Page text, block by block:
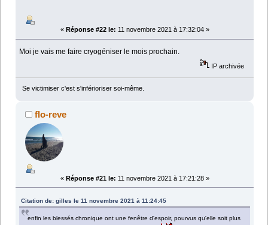
« Réponse #22 le: 11 novembre 2021 à 17:32:04 »
Moi je vais me faire cryogéniser le mois prochain.
IP archivée
Se victimiser c'est s'inférioriser soi-même.
flo-reve
« Réponse #21 le: 11 novembre 2021 à 17:21:28 »
Citation de: gilles le 11 novembre 2021 à 11:24:45
enfin les blessés chronique ont une fenêtre d'espoir, pourvus qu'elle soit plus